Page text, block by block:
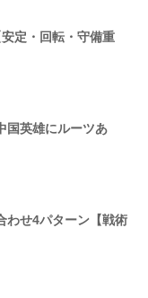
定・回転・守備重
国英雄にルーツあ
わせ4パターン【戦術